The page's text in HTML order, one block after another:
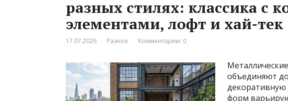
разных стилях: классика с
элементами, лофт и хай-тек
17.07.2026 Разное Комментарии: 0
объединяют
форм